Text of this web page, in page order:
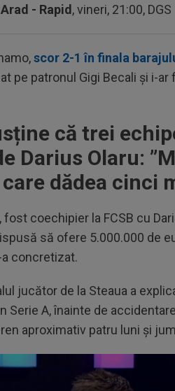
- Rapid , vineri, 21:00, DGS
scor 2-1 în finala
pe patronul Gigi Becali și i-
că trei
Darius Olaru: ”
dădea cinci
fost coechipier la FCSB cu
să ofere 5.000.000 de
concretizat.
jucător de la Steaua a
Serie A, înainte de
aproximativ patru luni și